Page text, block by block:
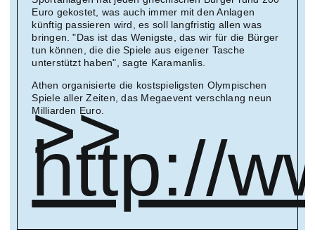
Euro gekostet, was auch immer mit den Anlagen
künftig passieren wird, es soll langfristig allen was
bringen. "Das ist das Wenigste, das wir für die Bürger
tun können, die die Spiele aus eigener Tasche
unterstützt haben", sagte Karamanlis.
Athen organisierte die kostspieligsten Olympischen
Spiele aller Zeiten, das Megaevent verschlang neun
Milliarden Euro.
>>
http://